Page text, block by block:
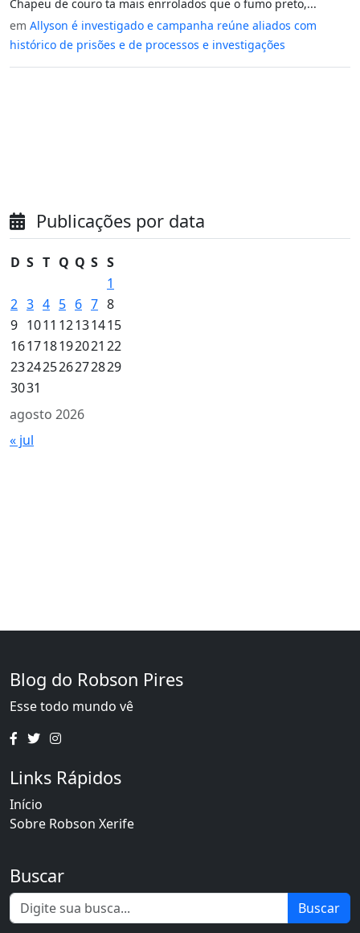
Chapeu de couro ta mais enrrolados que o fumo preto,...
em Allyson é investigado e campanha reúne aliados com
histórico de prisões e de processos e investigações
Publicações por data
agosto 2026
D S T Q Q S S
1
2 3 4 5 6 7 8
9 1011 12131415
161718192021 22
23242526272829
3031
« jul
Blog do Robson Pires
Esse todo mundo vê
Links Rápidos
Início
Sobre Robson Xerife
Buscar
Buscar